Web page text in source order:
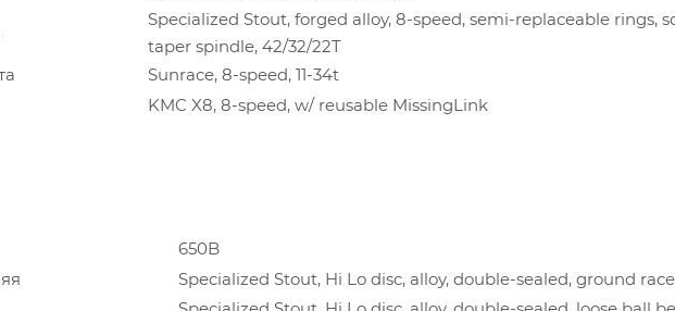
Specialized Stout, forged alloy, 8-speed, semi-replaceable rings,
taper spindle, 42/32/22T
Sunrace, 8-speed, 11-34t
KMC X8, 8-speed, w/ reusable MissingLink
650B
Specialized Stout, Hi Lo disc, alloy, double-sealed, ground